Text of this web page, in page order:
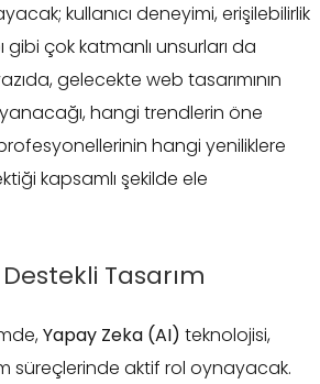
kullanıcı deneyimi, erişilebilirlik
çok katmanlı unsurları da
gelecekte web tasarımının
hangi trendlerin öne
hangi yeniliklere
kapsamlı şekilde ele
Tasarım
Yapay Zeka (AI) teknolojisi,
süreçlerinde aktif rol oynayacak.